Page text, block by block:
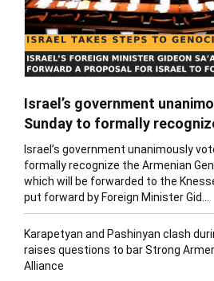
Israel’s government
Sunday to formally
Genocide.
Israel’s government unanimously
formally recognize the Armenian
which will be forwarded to the
put forward by Foreign Minister Gid...
Karapetyan and Pashinyan clash
raises questions to bar Strong
Alliance